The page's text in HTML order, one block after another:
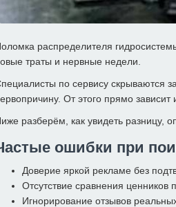
распределителя
траты и нервные недели.
по сервису скрываются
От этого прямо зависит
разберём, как увидеть разницу,
ошибки при
Доверие яркой рекламе без
Отсутствие сравнения ценников
Игнорирование отзывов